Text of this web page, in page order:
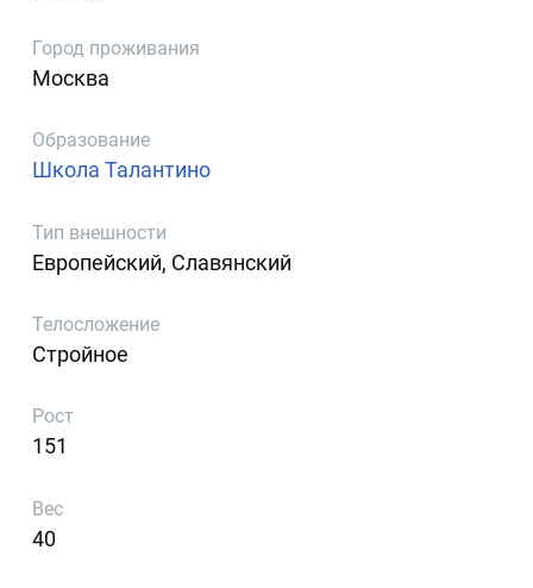
Город проживания
Москва
Образование
Школа Талантино
Тип внешности
Европейский, Славянский
Телосложение
Стройное
Рост
151
Вес
40